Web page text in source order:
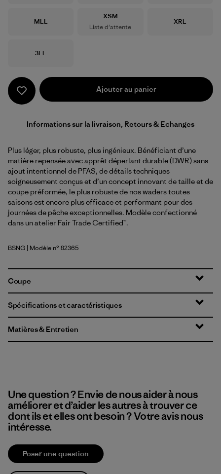
Taille
MLL
Taille
XSM
Liste d'attente
Taille
XRL
Taille
3LL
Ajouter au panier
Informations sur la livraison, Retours & Echanges
Plus léger, plus robuste, plus ingénieux. Bénéficiant d’une
matière repensée avec apprêt déperlant durable (DWR) sans
ajout intentionnel de PFAS, de détails techniques
soigneusement conçus et d’un concept innovant de taille et de
coupe préformée, le plus robuste de nos waders toutes
saisons est encore plus efficace et performant pour des
journées de pêche exceptionnelles. Modèle confectionné
dans un atelier Fair Trade Certified™.
Basin Green
BSNG | Modèle n° 82365
Coupe
Spécifications et caractéristiques
Matières & Entretien
Une question ? Envie de nous aider à nous
améliorer et d’aider les autres à trouver ce
dont ils et elles ont besoin ? Votre avis nous
intéresse.
Poser une question